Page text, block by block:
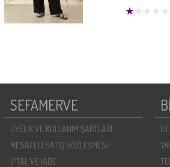
SEFAMERVE
ÜYELIK VE KULLANIM ŞARTLARI
MESAFELI SATIŞ SÖZLEŞMESI
İPTAL VE İADE